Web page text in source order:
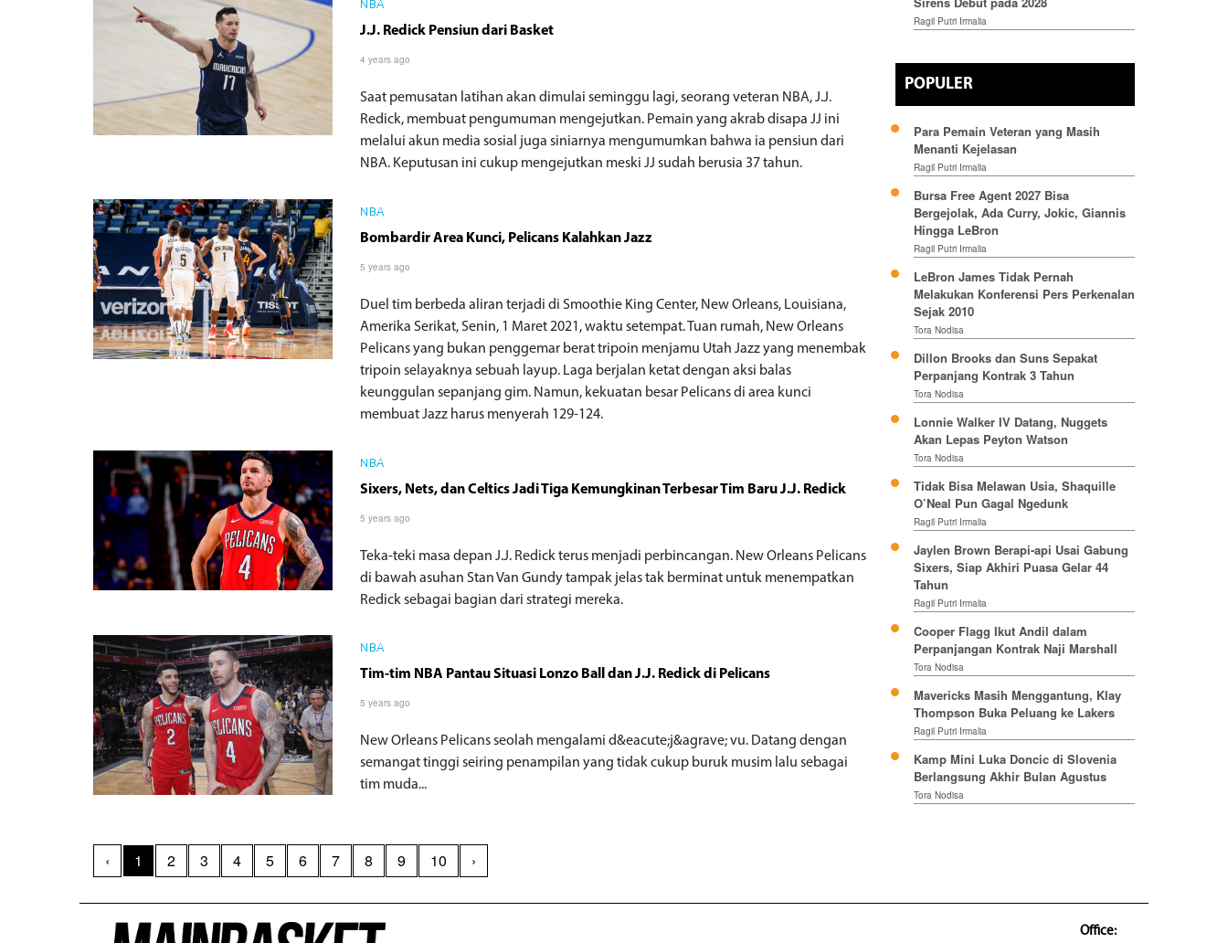
NBA
J.J. Redick Pensiun dari Basket
4 years ago
Saat pemusatan latihan akan dimulai seminggu lagi, seorang veteran NBA, J.J.
Redick, membuat pengumuman mengejutkan. Pemain yang akrab disapa JJ ini
melalui akun media sosial juga siniarnya mengumumkan bahwa ia pensiun dari
NBA. Keputusan ini cukup mengejutkan meski JJ sudah berusia 37 tahun.
NBA
Bombardir Area Kunci, Pelicans Kalahkan Jazz
5 years ago
Duel tim berbeda aliran terjadi di Smoothie King Center, New Orleans, Louisiana,
Amerika Serikat, Senin, 1 Maret 2021, waktu setempat. Tuan rumah, New Orleans
Pelicans yang bukan penggemar berat tripoin menjamu Utah Jazz yang menembak
tripoin selayaknya sebuah layup. Laga berjalan ketat dengan aksi balas
keunggulan sepanjang gim. Namun, kekuatan besar Pelicans di area kunci
membuat Jazz harus menyerah 129-124.
NBA
Sixers, Nets, dan Celtics Jadi Tiga Kemungkinan Terbesar Tim Baru J.J. Redick
5 years ago
Teka-teki masa depan J.J. Redick terus menjadi perbincangan. New Orleans Pelicans
di bawah asuhan Stan Van Gundy tampak jelas tak berminat untuk menempatkan
Redick sebagai bagian dari strategi mereka.
NBA
Tim-tim NBA Pantau Situasi Lonzo Ball dan J.J. Redick di Pelicans
5 years ago
New Orleans Pelicans seolah mengalami d&eacute;j&agrave; vu. Datang dengan
semangat tinggi seiring penampilan yang tidak cukup buruk musim lalu sebagai
tim muda...
‹ 1 2 3 4 5 6 7 8 9 10 ›
Ragil Putri Irmalia
POPULER
Para Pemain Veteran yang Masih
Menanti Kejelasan
Ragil Putri Irmalia
Bursa Free Agent 2027 Bisa
Bergejolak, Ada Curry, Jokic, Giannis
Hingga LeBron
Ragil Putri Irmalia
LeBron James Tidak Pernah
Melakukan Konferensi Pers Perkenalan
Sejak 2010
Tora Nodisa
Dillon Brooks dan Suns Sepakat
Perpanjang Kontrak 3 Tahun
Tora Nodisa
Lonnie Walker IV Datang, Nuggets
Akan Lepas Peyton Watson
Tora Nodisa
Tidak Bisa Melawan Usia, Shaquille
O’Neal Pun Gagal Ngedunk
Ragil Putri Irmalia
Jaylen Brown Berapi-api Usai Gabung
Sixers, Siap Akhiri Puasa Gelar 44
Tahun
Ragil Putri Irmalia
Cooper Flagg Ikut Andil dalam
Perpanjangan Kontrak Naji Marshall
Tora Nodisa
Mavericks Masih Menggantung, Klay
Thompson Buka Peluang ke Lakers
Ragil Putri Irmalia
Kamp Mini Luka Doncic di Slovenia
Berlangsung Akhir Bulan Agustus
Tora Nodisa
Office: